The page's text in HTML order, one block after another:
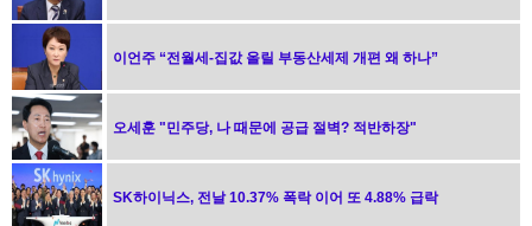
이언주 “전월세-집값 올릴 부동산세제 개편 왜 하나”
오세훈 "민주당, 나 때문에 공급 절벽? 적반하장"
SK하이닉스, 전날 10.37% 폭락 이어 또 4.88% 급락